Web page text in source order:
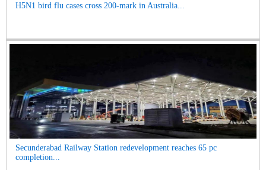
H5N1 bird flu cases cross 200-mark in Australia...
Secunderabad Railway Station redevelopment reaches 65 pc
completion...